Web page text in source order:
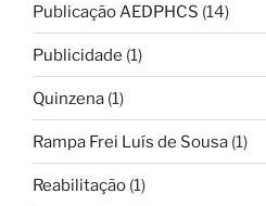
Publicação AEDPHCS (14)
Publicidade (1)
Quinzena (1)
Rampa Frei Luís de Sousa (1)
Reabilitação (1)